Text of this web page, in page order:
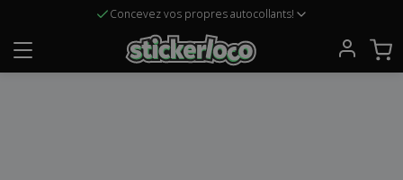
Concevez vos propres autocollants!